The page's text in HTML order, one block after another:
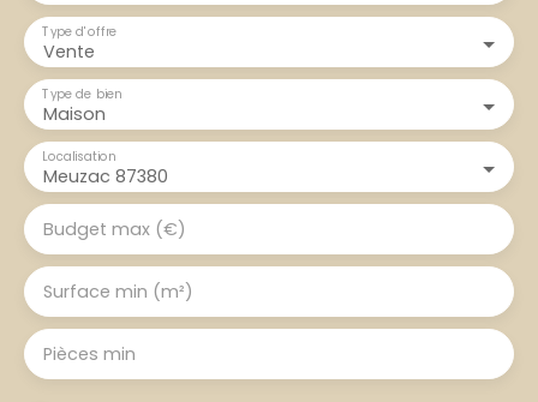
Vente
Type d'offre
Maison
Type de bien
Meuzac 87380
Localisation
Budget max (€)
Surface min (m²)
Pièces min